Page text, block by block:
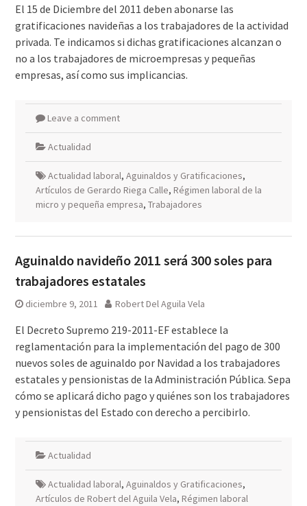
El 15 de Diciembre del 2011 deben abonarse las
gratificaciones navideñas a los trabajadores de la actividad
privada. Te indicamos si dichas gratificaciones alcanzan o
no a los trabajadores de microempresas y pequeñas
empresas, así como sus implicancias.
Leave a comment
Actualidad
Actualidad laboral, Aguinaldos y Gratificaciones,
Artículos de Gerardo Riega Calle, Régimen laboral de la
micro y pequeña empresa, Trabajadores
Aguinaldo navideño 2011 será 300 soles para
trabajadores estatales
diciembre 9, 2011 Robert Del Aguila Vela
El Decreto Supremo 219-2011-EF establece la
reglamentación para la implementación del pago de 300
nuevos soles de aguinaldo por Navidad a los trabajadores
estatales y pensionistas de la Administración Pública. Sepa
cómo se aplicará dicho pago y quiénes son los trabajadores
y pensionistas del Estado con derecho a percibirlo.
Actualidad
Actualidad laboral, Aguinaldos y Gratificaciones,
Artículos de Robert del Aguila Vela, Régimen laboral